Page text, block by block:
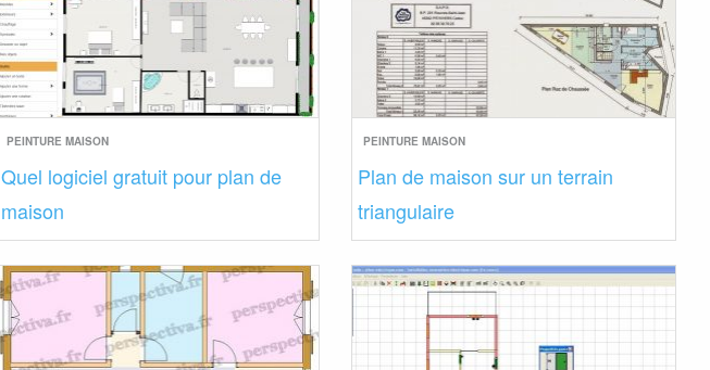
PEINTURE MAISON
Quel logiciel gratuit pour plan de
maison
PEINTURE MAISON
Plan de maison sur un terrain
triangulaire